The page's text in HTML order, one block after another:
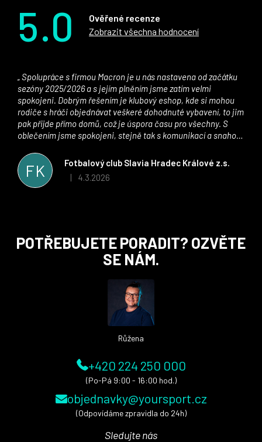
5.0
Ověřené recenze
Zobrazit všechna hodnocení
FK
Fotbalový club Slavia Hradec Králové z.s.
Hodnocení obchodu je 5 z 5 hvězdiček.
| 4.3.2026
sezóny 2025/2026 a s jejím plněním jsme zatím velmi
spokojeni. Dobrým řešením je klubový eshop, kde si mohou
rodiče s hráči objednávat veškeré dohodnuté vybavení, to jim
pak přijde přímo domů, což je úspora času pro všechny. S
oblečením jsme spokojeni, stejně tak s komunikací a snahou
stran. Věříme, že v tomto duchu bude spolupráce pokračovat
i nadále, nyní už začínáme řešit i první sady dresů ;)
POTŘEBUJETE PORADIT? OZVĚTE
SE NÁM.
Růžena
+420 224 250 000
(Po-Pá 9:00 - 16:00 hod.)
objednavky@yoursport.cz
(Odpovídáme zpravidla do 24h)
Sledujte nás